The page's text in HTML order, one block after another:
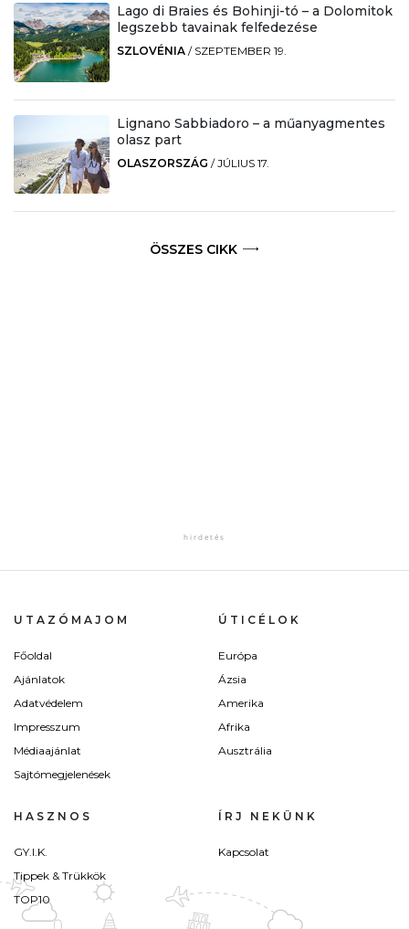
Lago di Braies és Bohinji-tó – a Dolomitok
legszebb tavainak felfedezése
SZLOVÉNIA / SZEPTEMBER 19.
Lignano Sabbiadoro – a műanyagmentes
olasz part
OLASZORSZÁG /JÚLIUS 17.
ÖSSZES CIKK
UTAZÓMAJOM
Főoldal
Ajánlatok
Adatvédelem
Impresszum
Médiaajánlat
Sajtómegjelenések
ÚTICÉLOK
Európa
Ázsia
Amerika
Afrika
Ausztrália
HASZNOS
GY.I.K.
Tippek & Trükkök
TOP10
ÍRJ NEKÜNK
Kapcsolat